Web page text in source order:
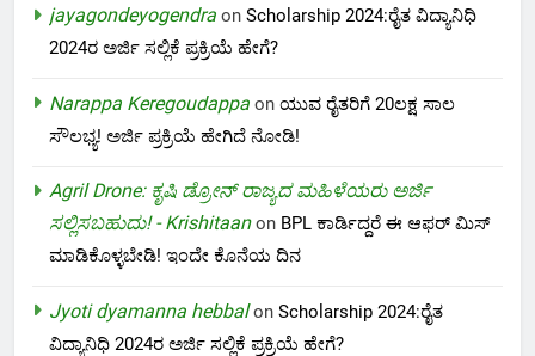
jayagondeyogendra on Scholarship 2024:ರೈತ ವಿದ್ಯಾನಿಧಿ
2024ರ ಅರ್ಜಿ ಸಲ್ಲಿಕೆ ಪ್ರಕ್ರಿಯೆ ಹೇಗೆ?
Narappa Keregoudappa on ಯುವ ರೈತರಿಗೆ 20ಲಕ್ಷ ಸಾಲ
ಸೌಲಭ್ಯ! ಅರ್ಜಿ ಪ್ರಕ್ರಿಯೆ ಹೇಗಿದೆ ನೋಡಿ!
Agril Drone: ಕೃಷಿ ಡ್ರೋನ್ ರಾಜ್ಯದ ಮಹಿಳೆಯರು ಅರ್ಜಿ
ಸಲ್ಲಿಸಬಹುದು! - Krishitaanon BPL ಕಾರ್ಡಿದ್ದರೆ ಈ ಆಫರ್ ಮಿಸ್
ಮಾಡಿಕೊಳ್ಳಬೇಡಿ! ಇಂದೇ ಕೊನೆಯ ದಿನ
Jyoti dyamanna hebbalon Scholarship 2024:ರೈತ
ವಿದ್ಯಾನಿಧಿ 2024ರ ಅರ್ಜಿ ಸಲ್ಲಿಕೆ ಪ್ರಕ್ರಿಯೆ ಹೇಗೆ?